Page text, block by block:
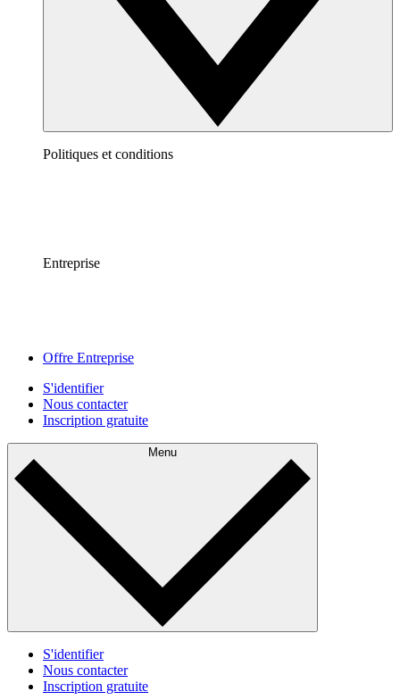
Politiques et conditions
Entreprise
Offre Entreprise
S'identifier
Nous contacter
Inscription gratuite
Menu
S'identifier
Nous contacter
Inscription gratuite